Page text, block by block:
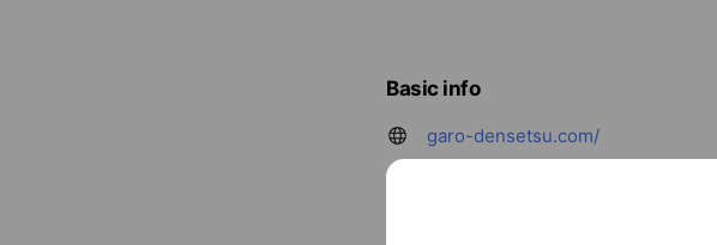
Basic info
garo-densetsu.com/